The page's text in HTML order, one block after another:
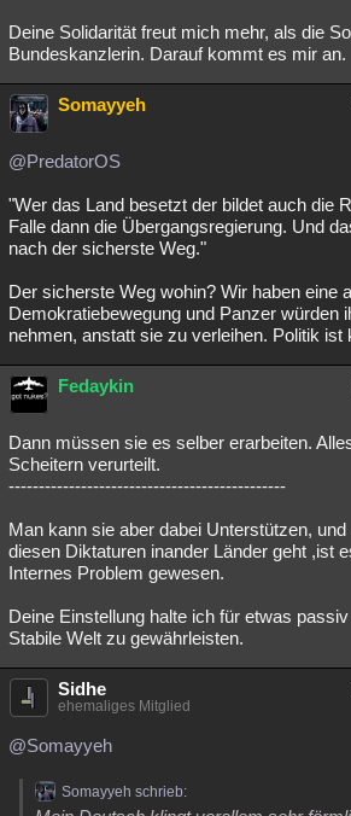
Deine Solidarität freut mich mehr, als die
Bundeskanzlerin. Darauf kommt es mir an.
Somayyeh
@PredatorOS
"Wer das Land besetzt der bildet auch die
Falle dann die Übergangsregierung. Und
nach der sicherste Weg."
Der sicherste Weg wohin? Wir haben eine
Demokratiebewegung und Panzer würden
nehmen, anstatt sie zu verleihen. Politik ist
Fedaykin
Dann müssen sie es selber erarbeiten.
Scheitern verurteilt.
----------------------------------------------
Man kann sie aber dabei Unterstützen,
diesen Diktaturen inander Länder geht ,ist
Internes Problem gewesen.
Deine Einstellung halte ich für etwas
Stabile Welt zu gewährleisten.
Sidhe
ehemaliges Mitglied
@Somayyeh
Somayyeh schrieb: